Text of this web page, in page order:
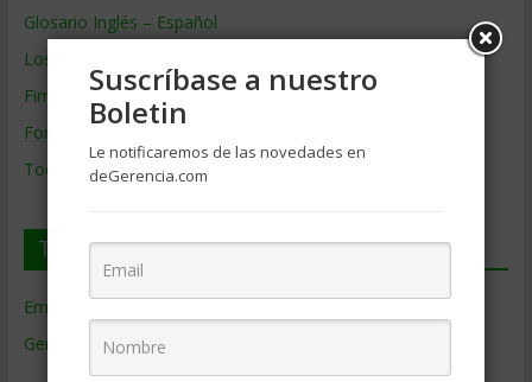
Glosario Inglés – Español
Los mejores MBA
Firmas de Gerencia
Formación de Gerencia
Todos los Temas
Temas de Gerencia
Empresas de Gerencia(38)
Gerencia
(9.477)
Ciencias Económicas(80)
Suscríbase a nuestro
Boletin
Le notificaremos de las novedades en
deGerencia.com